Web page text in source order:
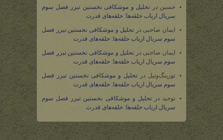
حسین در تحلیل و موشکافی نخستین تیزر فصل سوم
سریال ارباب حلقه‌ها: حلقه‌های قدرت
ایمان صاحبی در تحلیل و موشکافی نخستین تیزر فصل
سوم سریال ارباب حلقه‌ها: حلقه‌های قدرت
ایمان صاحبی در تحلیل و موشکافی نخستین تیزر فصل
سوم سریال ارباب حلقه‌ها: حلقه‌های قدرت
تورینگ‌وتیل در تحلیل و موشکافی نخستین تیزر فصل
سوم سریال ارباب حلقه‌ها: حلقه‌های قدرت
توحید درتحلیل و موشکافی نخستین تیزر فصل سوم
سریال ارباب حلقه‌ها: حلقه‌های قدرت